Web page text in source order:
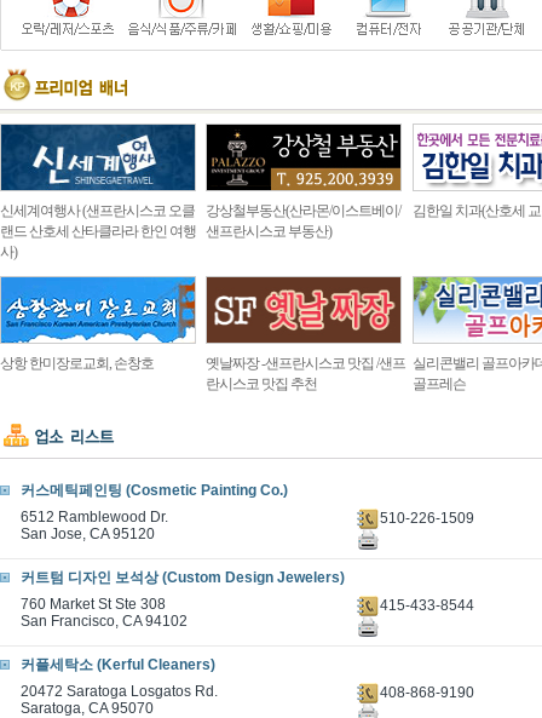
신세계여행사 (샌프란시스코 오클
랜드 산호세 산타클라라 한인 여행
사)
강상철부동산(산라몬/이스트베이/
샌프란시스코 부동산)
김한일 치과(산호세
상항 한미장로교회, 손창호
옛날짜장 -샌프란시스코 맛집 /샌프
란시스코 맛집 추천
실리콘밸리 골프아카
골프레슨
커스메틱페인팅 (Cosmetic Painting Co.)
6512 Ramblewood Dr.
San Jose, CA 95120
510-226-1509
커트텀 디자인 보석상 (Custom Design Jewelers)
760 Market St Ste 308
San Francisco, CA 94102
415-433-8544
커플세탁소 (Kerful Cleaners)
20472 Saratoga Losgatos Rd.
Saratoga, CA 95070
408-868-9190